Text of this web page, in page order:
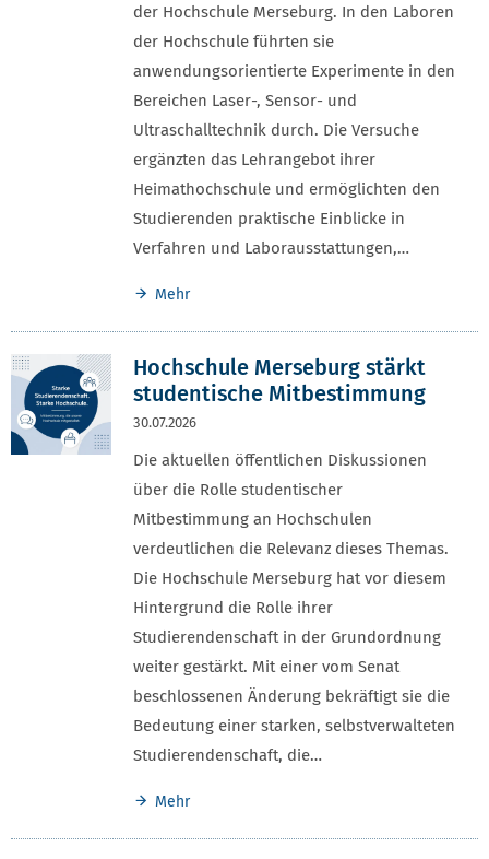
der Hochschule Merseburg. In den Laboren
der Hochschule führten sie
anwendungsorientierte Experimente in den
Bereichen Laser-, Sensor- und
Ultraschalltechnik durch. Die Versuche
ergänzten das Lehrangebot ihrer
Heimathochschule und ermöglichten den
Studierenden praktische Einblicke in
Verfahren und Laborausstattungen,…
Mehr
Hochschule Merseburg stärkt
studentische Mitbestimmung
30.07.2026
Die aktuellen öffentlichen Diskussionen
über die Rolle studentischer
Mitbestimmung an Hochschulen
verdeutlichen die Relevanz dieses Themas.
Die Hochschule Merseburg hat vor diesem
Hintergrund die Rolle ihrer
Studierendenschaft in der Grundordnung
weiter gestärkt. Mit einer vom Senat
beschlossenen Änderung bekräftigt sie die
Bedeutung einer starken, selbstverwalteten
Studierendenschaft, die…
Mehr